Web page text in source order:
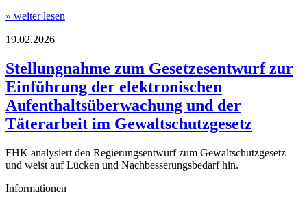
» weiter lesen
19.02.2026
Stellungnahme zum Gesetzesentwurf zur
Einführung der elektronischen
Aufenthaltsüberwachung und der
Täterarbeit im Gewaltschutzgesetz
FHK analysiert den Regierungsentwurf zum Gewaltschutzgesetz
und weist auf Lücken und Nachbesserungsbedarf hin.
Informationen